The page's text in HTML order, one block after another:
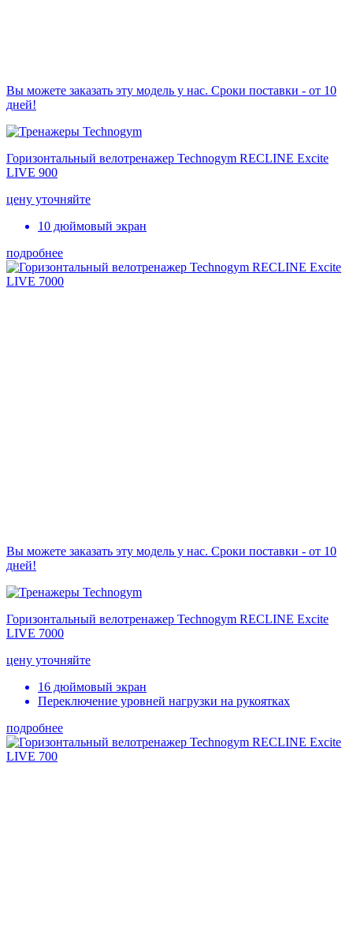
Вы можете заказать эту модель у нас. Сроки поставки - от 10
дней!
Горизонтальный велотренажер Technogym RECLINE Excite
LIVE 900
цену уточняйте
10 дюймовый экран
подробнее
Вы можете заказать эту модель у нас. Сроки поставки - от 10
дней!
Горизонтальный велотренажер Technogym RECLINE Excite
LIVE 7000
цену уточняйте
16 дюймовый экран
Переключение уровней нагрузки на рукоятках
подробнее